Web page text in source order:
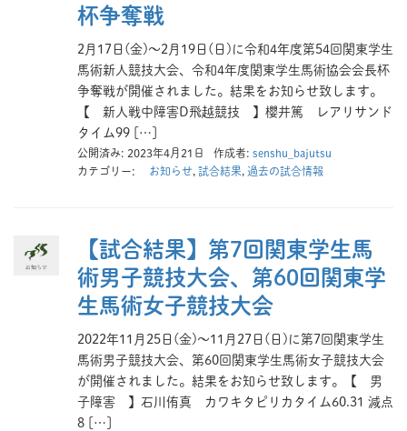
杯争奪戦
2月17日(金)～2月19日(日)に令和4年度第54回関東学生
馬術新人競技大会、令和4年度関東学生馬術協会会長杯
争奪戦が開催されました。結果をお知らせ致します。
【 新人戦中障害D飛越競技 】櫻井篤 レアリサンド
タイム99 […]
公開済み: 2023年4月21日 作成者: senshu_bajutsu
カテゴリー:
お知らせ 試合結果 過去の試合情報
【試合結果】第7回関東学生馬
術男子競技大会、第60回関東学
生馬術女子競技大会
2022年11月25日(金)～11月27日(日)に第7回関東学生
馬術男子競技大会、第60回関東学生馬術女子競技大会
が開催されました。結果をお知らせ致します。【 男
子障害 】石川侑真 カワキタピリカタイム60.31 減点
8 […]